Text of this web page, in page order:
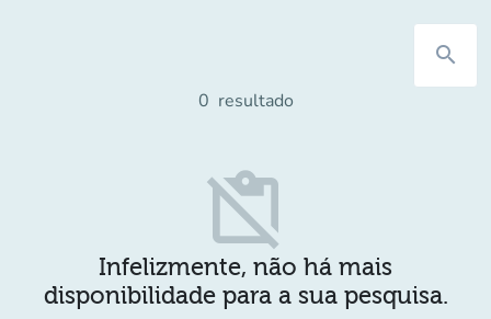
search
0 resultado
content_paste_off
Infelizmente, não há mais
disponibilidade para a sua pesquisa.